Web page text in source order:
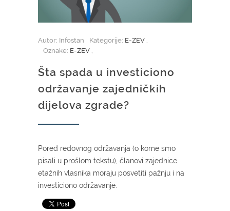
Autor: Infostan Kategorije: E-ZEV ,
Oznake: E-ZEV ,
Šta spada u investiciono
održavanje zajedničkih
dijelova zgrade?
Pored redovnog održavanja (o kome smo
pisali u prošlom tekstu), članovi zajednice
etažnih vlasnika moraju posvetiti pažnju i na
investiciono održavanje.